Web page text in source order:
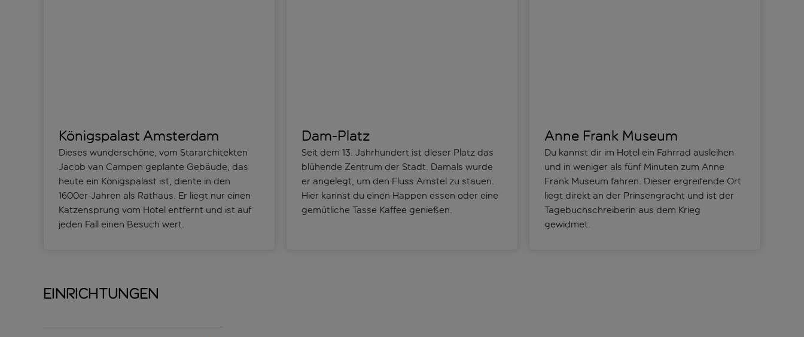
Königspalast Amsterdam
Dieses wunderschöne, vom Stararchitekten
Jacob van Campen geplante Gebäude, das
heute ein Königspalast ist, diente in den
1600er-Jahren als Rathaus. Er liegt nur einen
Katzensprung vom Hotel entfernt und ist auf
jeden Fall einen Besuch wert.
Dam-Platz
Seit dem 13. Jahrhundert ist dieser Platz das
blühende Zentrum der Stadt. Damals wurde
er angelegt, um den Fluss Amstel zu stauen.
Hier kannst du einen Happen essen oder eine
gemütliche Tasse Kaffee genießen.
Anne Frank Museum
Du kannst dir im Hotel ein Fahrrad ausleihen
und in weniger als fünf Minuten zum Anne
Frank Museum fahren. Dieser ergreifende Ort
liegt direkt an der Prinsengracht und ist der
Tagebuchschreiberin aus dem Krieg
gewidmet.
Einrichtungen